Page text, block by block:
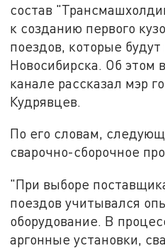
состав
к созданию первого
поездов, которые
Новосибирска. Об этом
канале рассказал мэр
Кудрявцев.
По его словам,
сварочно-сборочное
"При выборе
поездов учитывался
оборудование. В
аргонные установки,